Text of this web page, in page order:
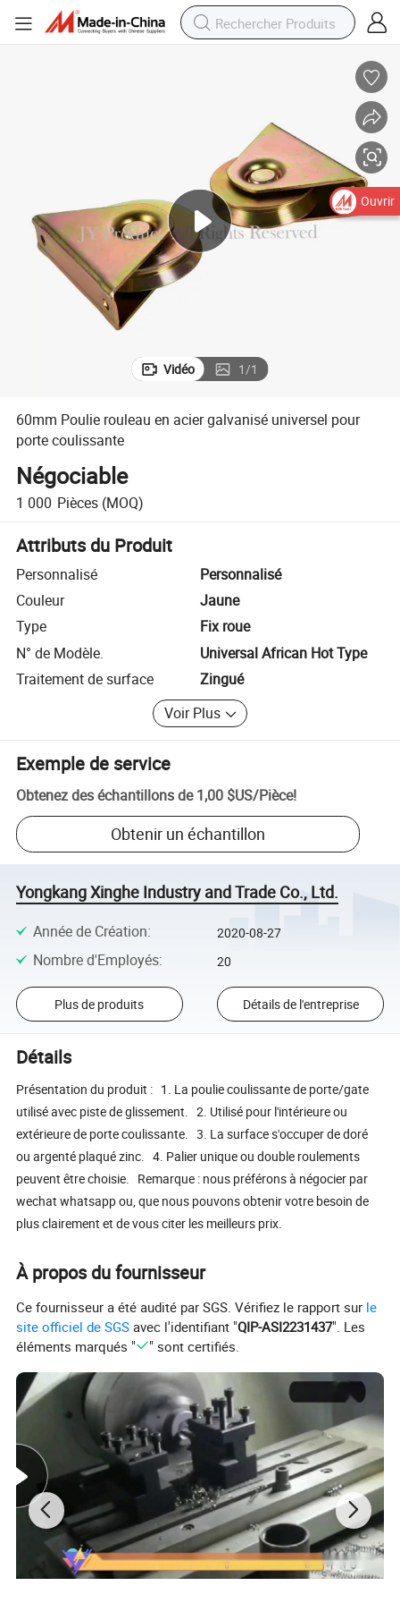
Vidéo 1/1
60mm Poulie rouleau en acier galvanisé universel pour
porte coulissante
Négociable
1 000 Pièces (MOQ)
Attributs du Produit
Personnalisé
Personnalisé
Couleur
Jaune
Type
Fix roue
N° de Modèle.
Universal African Hot Type
Traitement de surface
Zingué
Voir Plus
Exemple de service
Obtenez des échantillons de 1,00 $US/Pièce!
Obtenir un échantillon
Yongkang Xinghe Industry and Trade Co., Ltd.
Année de Création: 2020-08-27
Nombre d'Employés: 20
Plus de produits Détails de l'entreprise
Détails
Présentation du produit : 1. La poulie coulissante de porte/gate
utilisé avec piste de glissement. 2. Utilisé pour l'intérieure ou
extérieure de porte coulissante. 3. La surface s'occuper de doré
ou argenté plaqué zinc. 4. Palier unique ou double roulements
peuvent être choisie. Remarque : nous préférons à négocier par
wechat whatsapp ou, que nous pouvons obtenir votre besoin de
plus clairement et de vous citer les meilleurs prix.
À propos du fournisseur
Ce fournisseur a été audité par SGS. Vérifiez le rapport sur le
site officiel de SGS avec l'identifiant "QIP-ASI2231437". Les
éléments marqués "
" sont certifiés.
Ouvrir